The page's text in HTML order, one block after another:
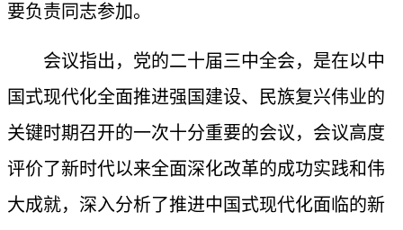
要负责同志参加。
会议指出，党的二十届三中全会，是在以中
国式现代化全面推进强国建设、民族复兴伟业的
关键时期召开的一次十分重要的会议，会议高度
评价了新时代以来全面深化改革的成功实践和伟
大成就，深入分析了推进中国式现代化面临的新